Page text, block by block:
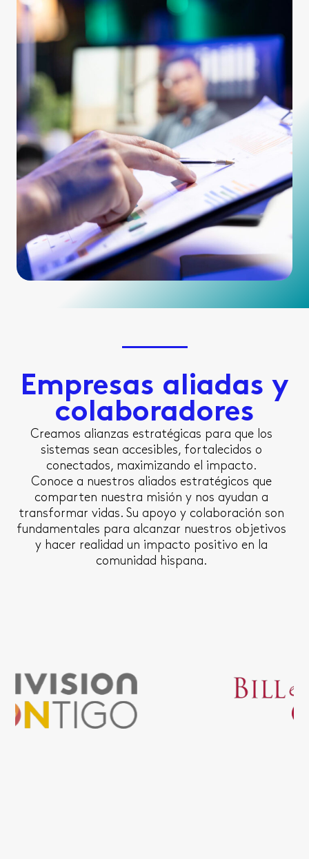
Empresas aliadas y
colaboradores
Creamos alianzas estratégicas para que los
sistemas sean accesibles, fortalecidos o
conectados, maximizando el impacto.
Conoce a nuestros aliados estratégicos que
comparten nuestra misión y nos ayudan a
transformar vidas. Su apoyo y colaboración son
fundamentales para alcanzar nuestros objetivos
y hacer realidad un impacto positivo en la
comunidad hispana.